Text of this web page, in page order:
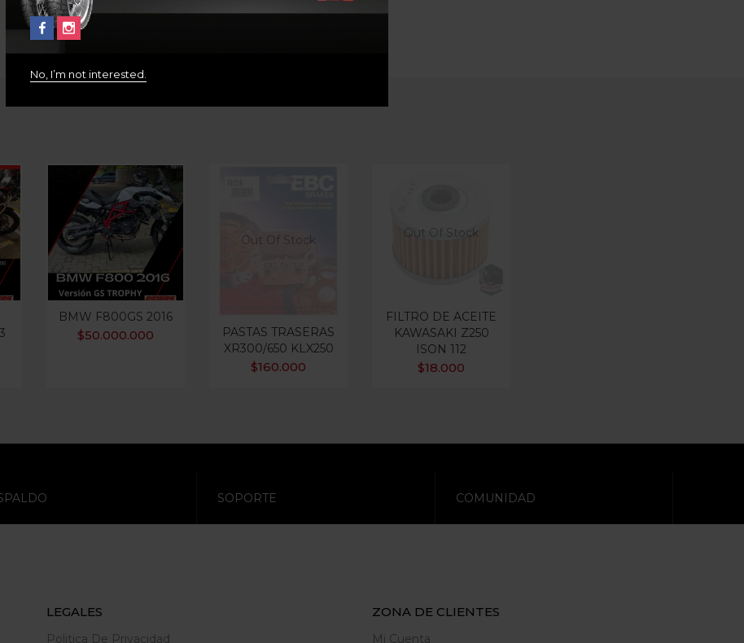
BMW F800GS 2016
$50.000.000
Out Of Stock
PASTAS TRASERAS
XR300/650 KLX250
$160.000
Out Of Stock
FILTRO DE ACEITE
KAWASAKI Z250
ISON 112
$18.000
No, I’m not interested.
SOPORTE COMUNIDAD
LEGALES
Politica De Privacidad
ZONA DE CLIENTES
Mi Cuenta